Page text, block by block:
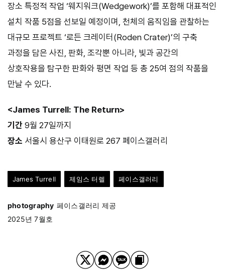
장소 특정적 작업 ‘웨지워크(Wedgework)’를 포함해 대표적인
설치 작품 5점을 선보일 예정이며, 천체의 움직임을 관찰하는
대규모 프로젝트 ‘로든 크레이터(Roden Crater)’의 구축
과정을 담은 사진, 판화, 조각뿐 아니라, 빛과 공간의
상호작용을 탐구한 판화와 평면 작업 등 총 25여 점의 작품을
만날 수 있다.
<James Turrell: The Return>
기간 9월 27일까지
장소 서울시 용산구 이태원로 267 페이스갤러리
James Turrell 제임스 터렐 페이스갤러리
photography 페이스갤러리 제공
2025년 7월호